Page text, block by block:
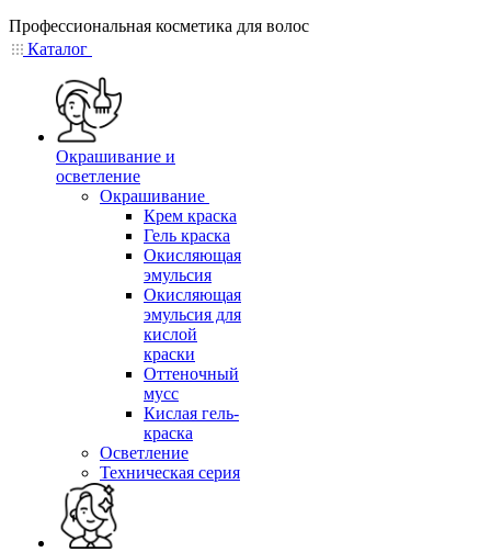
Профессиональная косметика для волос
Каталог
Окрашивание и
осветление
Окрашивание
Крем краска
Гель краска
Окисляющая
эмульсия
Окисляющая
эмульсия для
кислой
краски
Оттеночный
мусс
Кислая гель-
краска
Осветление
Техническая серия